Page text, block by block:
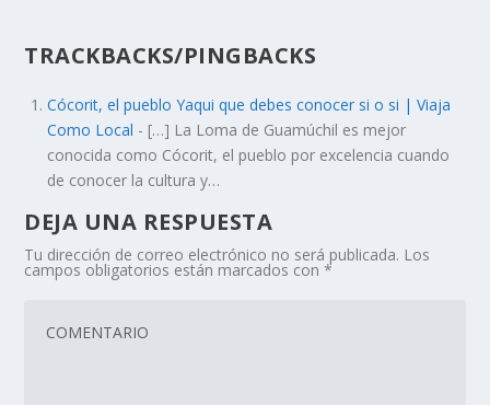
TRACKBACKS/PINGBACKS
Cócorit, el pueblo Yaqui que debes conocer si o si | Viaja
Como Local - […] La Loma de Guamúchil es mejor
conocida como Cócorit, el pueblo por excelencia cuando
de conocer la cultura y…
DEJA UNA RESPUESTA
Tu dirección de correo electrónico no será publicada. Los
campos obligatorios están marcados con*